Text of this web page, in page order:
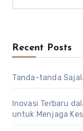
Recent Posts
Tanda-tanda
Inovasi Terbaru
untuk Menjaga